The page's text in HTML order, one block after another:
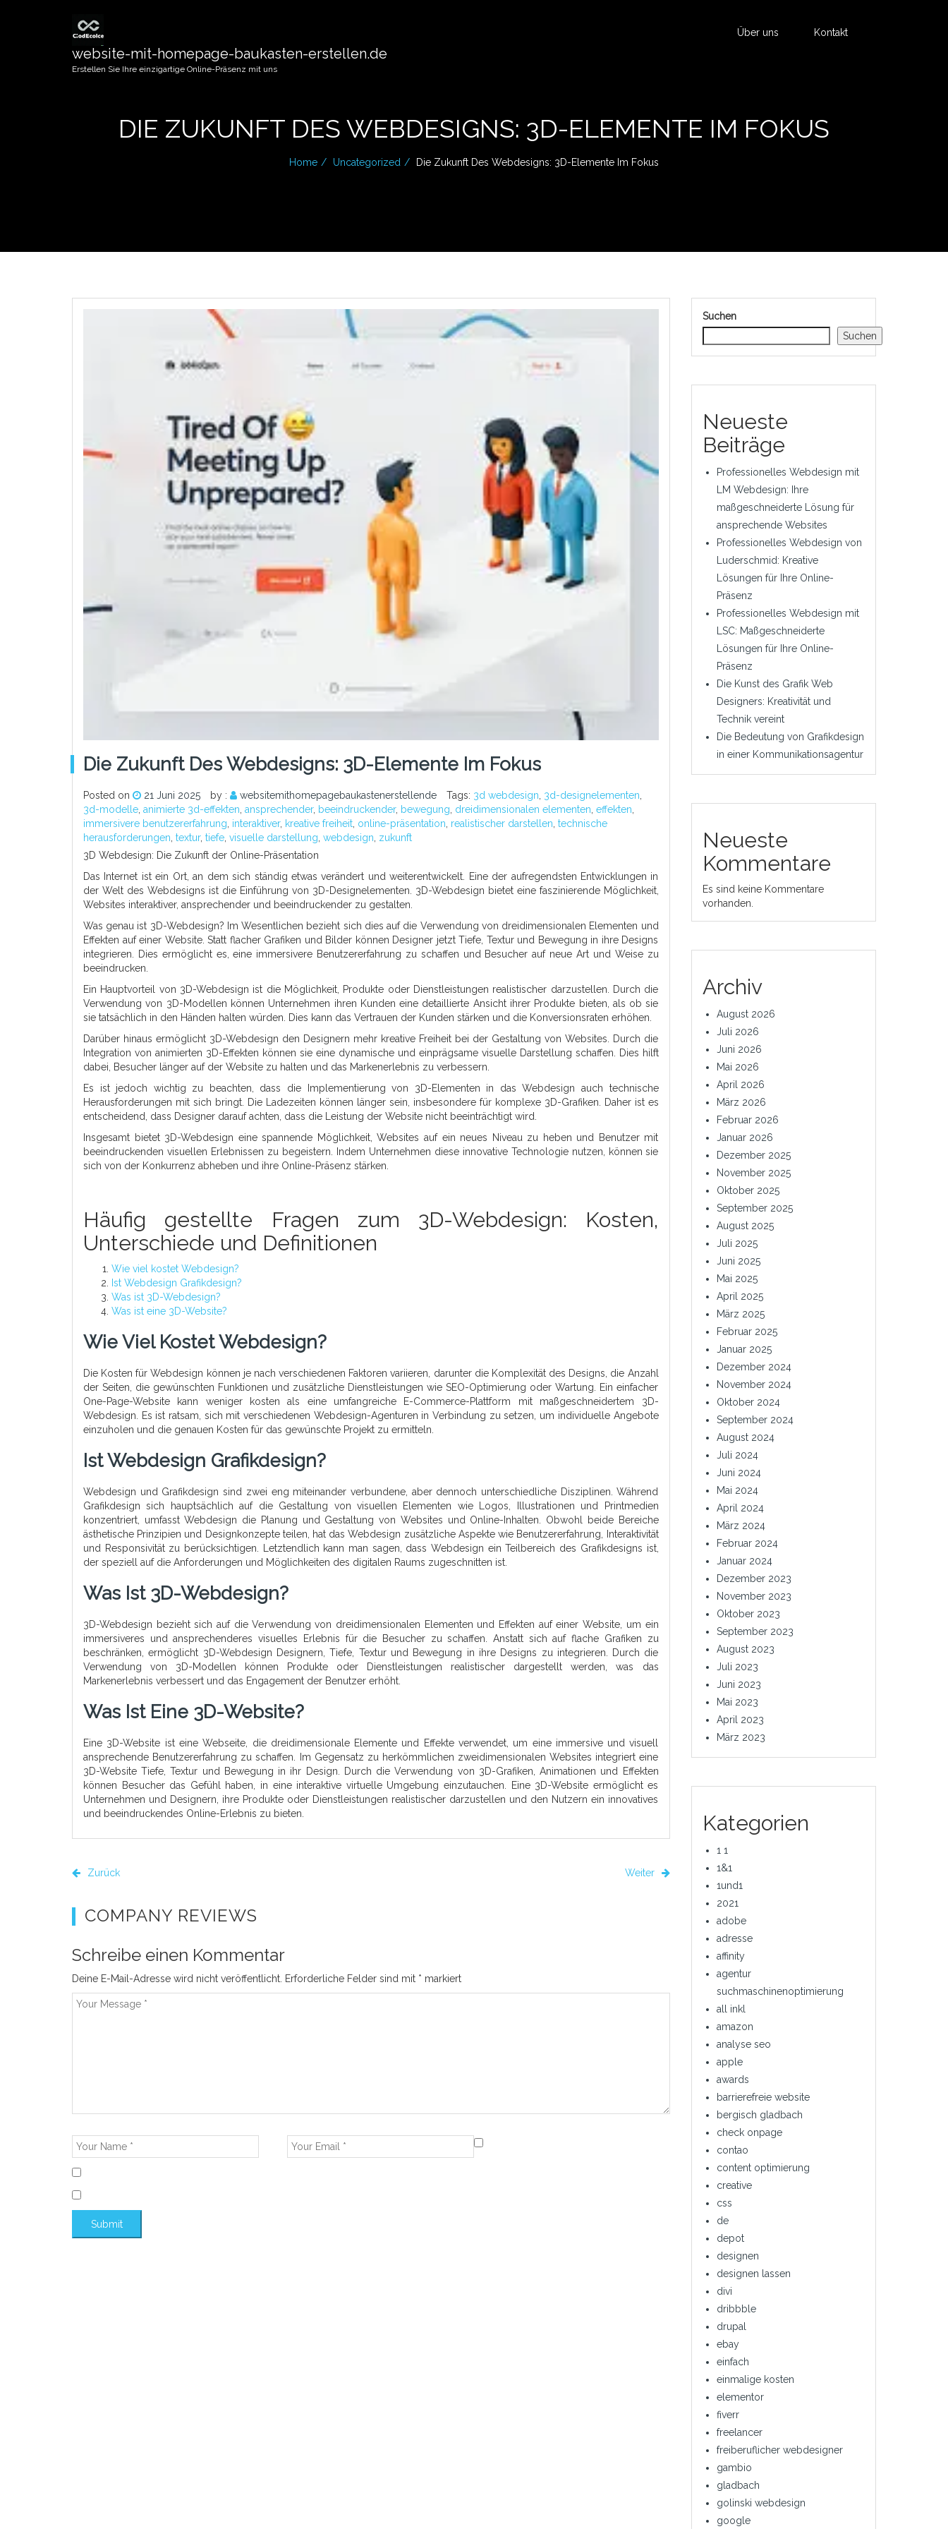
website-mit-homepage-baukasten-erstellen.de
Erstellen Sie Ihre einzigartige Online-Präsenz mit uns
Über uns Kontakt
DIE ZUKUNFT DES WEBDESIGNS: 3D-ELEMENTE IM FOKUS
Home Uncategorized Die Zukunft Des Webdesigns: 3D-Elemente Im Fokus
Die Zukunft Des Webdesigns: 3D-Elemente Im Fokus
Posted on 21 Juni 2025 by : websitemithomepagebaukastenerstellende Tags: 3d webdesign 3d-designelementen
3d-modelle animierte 3d-effekten ansprechender, beeindruckender, bewegung dreidimensionalen elementen effekten
immersivere benutzererfahrung interaktiver, kreative freiheit online-präsentation realistischer darstellen technische
herausforderungen textur, tiefe visuelle darstellung webdesign zukunft
3D Webdesign: Die Zukunft der Online-Präsentation
Das Internet ist ein Ort, an dem sich ständig etwas verändert und weiterentwickelt. Eine der aufregendsten Entwicklungen in
der Welt des Webdesigns ist die Einführung von 3D-Designelementen. 3D-Webdesign bietet eine faszinierende Möglichkeit,
Websites interaktiver, ansprechender und beeindruckender zu gestalten.
Was genau ist 3D-Webdesign? Im Wesentlichen bezieht sich dies auf die Verwendung von dreidimensionalen Elementen und
Effekten auf einer Website. Statt flacher Grafiken und Bilder können Designer jetzt Tiefe, Textur und Bewegung in ihre Designs
integrieren. Dies ermöglicht es, eine immersivere Benutzererfahrung zu schaffen und Besucher auf neue Art und Weise zu
beeindrucken.
Ein Hauptvorteil von 3D-Webdesign ist die Möglichkeit, Produkte oder Dienstleistungen realistischer darzustellen. Durch die
Verwendung von 3D-Modellen können Unternehmen ihren Kunden eine detaillierte Ansicht ihrer Produkte bieten, als ob sie
sie tatsächlich in den Händen halten würden. Dies kann das Vertrauen der Kunden stärken und die Konversionsraten erhöhen.
Darüber hinaus ermöglicht 3D-Webdesign den Designern mehr kreative Freiheit bei der Gestaltung von Websites. Durch die
Integration von animierten 3D-Effekten können sie eine dynamische und einprägsame visuelle Darstellung schaffen. Dies hilft
dabei, Besucher länger auf der Website zu halten und das Markenerlebnis zu verbessern.
Es ist jedoch wichtig zu beachten, dass die Implementierung von 3D-Elementen in das Webdesign auch technische
Herausforderungen mit sich bringt. Die Ladezeiten können länger sein, insbesondere für komplexe 3D-Grafiken. Daher ist es
entscheidend, dass Designer darauf achten, dass die Leistung der Website nicht beeinträchtigt wird.
Insgesamt bietet 3D-Webdesign eine spannende Möglichkeit, Websites auf ein neues Niveau zu heben und Benutzer mit
beeindruckenden visuellen Erlebnissen zu begeistern. Indem Unternehmen diese innovative Technologie nutzen, können sie
sich von der Konkurrenz abheben und ihre Online-Präsenz stärken.
Häufig gestellte Fragen zum 3D-Webdesign: Kosten,
Unterschiede und Definitionen
Wie viel kostet Webdesign?
Ist Webdesign Grafikdesign?
Was ist 3D-Webdesign?
Was ist eine 3D-Website?
Wie Viel Kostet Webdesign?
Die Kosten für Webdesign können je nach verschiedenen Faktoren variieren, darunter die Komplexität des Designs, die Anzahl
der Seiten, die gewünschten Funktionen und zusätzliche Dienstleistungen wie SEO-Optimierung oder Wartung. Ein einfacher
One-Page-Website kann weniger kosten als eine umfangreiche E-Commerce-Plattform mit maßgeschneidertem 3D-
Webdesign. Es ist ratsam, sich mit verschiedenen Webdesign-Agenturen in Verbindung zu setzen, um individuelle Angebote
einzuholen und die genauen Kosten für das gewünschte Projekt zu ermitteln.
Ist Webdesign Grafikdesign?
Webdesign und Grafikdesign sind zwei eng miteinander verbundene, aber dennoch unterschiedliche Disziplinen. Während
Grafikdesign sich hauptsächlich auf die Gestaltung von visuellen Elementen wie Logos, Illustrationen und Printmedien
konzentriert, umfasst Webdesign die Planung und Gestaltung von Websites und Online-Inhalten. Obwohl beide Bereiche
ästhetische Prinzipien und Designkonzepte teilen, hat das Webdesign zusätzliche Aspekte wie Benutzererfahrung, Interaktivität
und Responsivität zu berücksichtigen. Letztendlich kann man sagen, dass Webdesign ein Teilbereich des Grafikdesigns ist,
der speziell auf die Anforderungen und Möglichkeiten des digitalen Raums zugeschnitten ist.
Was Ist 3D-Webdesign?
3D-Webdesign bezieht sich auf die Verwendung von dreidimensionalen Elementen und Effekten auf einer Website, um ein
immersiveres und ansprechenderes visuelles Erlebnis für die Besucher zu schaffen. Anstatt sich auf flache Grafiken zu
beschränken, ermöglicht 3D-Webdesign Designern, Tiefe, Textur und Bewegung in ihre Designs zu integrieren. Durch die
Verwendung von 3D-Modellen können Produkte oder Dienstleistungen realistischer dargestellt werden, was das
Markenerlebnis verbessert und das Engagement der Benutzer erhöht.
Was Ist Eine 3D-Website?
Eine 3D-Website ist eine Webseite, die dreidimensionale Elemente und Effekte verwendet, um eine immersive und visuell
ansprechende Benutzererfahrung zu schaffen. Im Gegensatz zu herkömmlichen zweidimensionalen Websites integriert eine
3D-Website Tiefe, Textur und Bewegung in ihr Design. Durch die Verwendung von 3D-Grafiken, Animationen und Effekten
können Besucher das Gefühl haben, in eine interaktive virtuelle Umgebung einzutauchen. Eine 3D-Website ermöglicht es
Unternehmen und Designern, ihre Produkte oder Dienstleistungen realistischer darzustellen und den Nutzern ein innovatives
und beeindruckendes Online-Erlebnis zu bieten.
Zurück Weiter
COMPANY REVIEWS
Schreibe einen Kommentar
Deine E-Mail-Adresse wird nicht veröffentlicht. Erforderliche Felder sind mit * markiert
Suchen
Suchen
Neueste
Beiträge
Professionelles Webdesign mit
LM Webdesign: Ihre
maßgeschneiderte Lösung für
ansprechende Websites
Professionelles Webdesign von
Luderschmid: Kreative
Lösungen für Ihre Online-
Präsenz
Professionelles Webdesign mit
LSC: Maßgeschneiderte
Lösungen für Ihre Online-
Präsenz
Die Kunst des Grafik Web
Designers: Kreativität und
Technik vereint
Die Bedeutung von Grafikdesign
in einer Kommunikationsagentur
Neueste
Kommentare
Es sind keine Kommentare
vorhanden.
Archiv
August 2026
Juli 2026
Juni 2026
Mai 2026
April 2026
März 2026
Februar 2026
Januar 2026
Dezember 2025
November 2025
Oktober 2025
September 2025
August 2025
Juli 2025
Juni 2025
Mai 2025
April 2025
März 2025
Februar 2025
Januar 2025
Dezember 2024
November 2024
Oktober 2024
September 2024
August 2024
Juli 2024
Juni 2024
Mai 2024
April 2024
März 2024
Februar 2024
Januar 2024
Dezember 2023
November 2023
Oktober 2023
September 2023
August 2023
Juli 2023
Juni 2023
Mai 2023
April 2023
März 2023
Kategorien
1 1
1&1
1und1
2021
adobe
adresse
affinity
agentur
suchmaschinenoptimierung
all inkl
amazon
analyse seo
apple
awards
barrierefreie website
bergisch gladbach
check onpage
contao
content optimierung
creative
css
de
depot
designen
designen lassen
divi
dribbble
drupal
ebay
einfach
einmalige kosten
elementor
fiverr
freelancer
freiberuflicher webdesigner
gambio
gladbach
golinski webdesign
google